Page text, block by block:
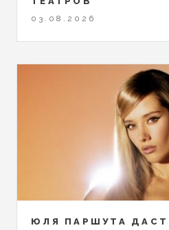
03.08.2026
ЮЛЯ ПАРШУТА